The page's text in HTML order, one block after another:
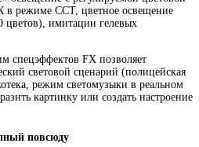
в режиме CCT, цветное освещение
цветов), имитации гелевых
спецэффектов FX позволяет
световой сценарий (полицейская
режим светомузыки в реальном
картинку или создать настроение
повсюду